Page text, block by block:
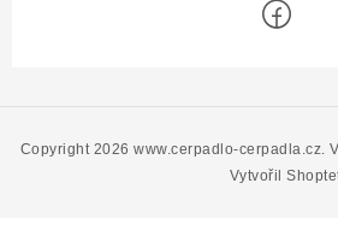
Vytvořil
Copyright 2026www.cerpadlo-cerpadla.cz.